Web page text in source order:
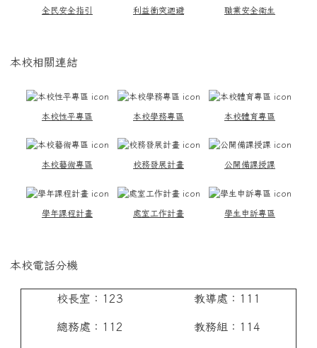
全民安全指引 利益衝突迴避 職業安全衛生
本校相關連結
本校性平專區 本校學務專區 本校體育專區
本校藝術專區 校務發展計畫 公開備課授課
學年課程計畫 處室工作計畫 學生申訴專區
本校電話分機
校長室：123
總務處：112
教導處：111
教務組：114